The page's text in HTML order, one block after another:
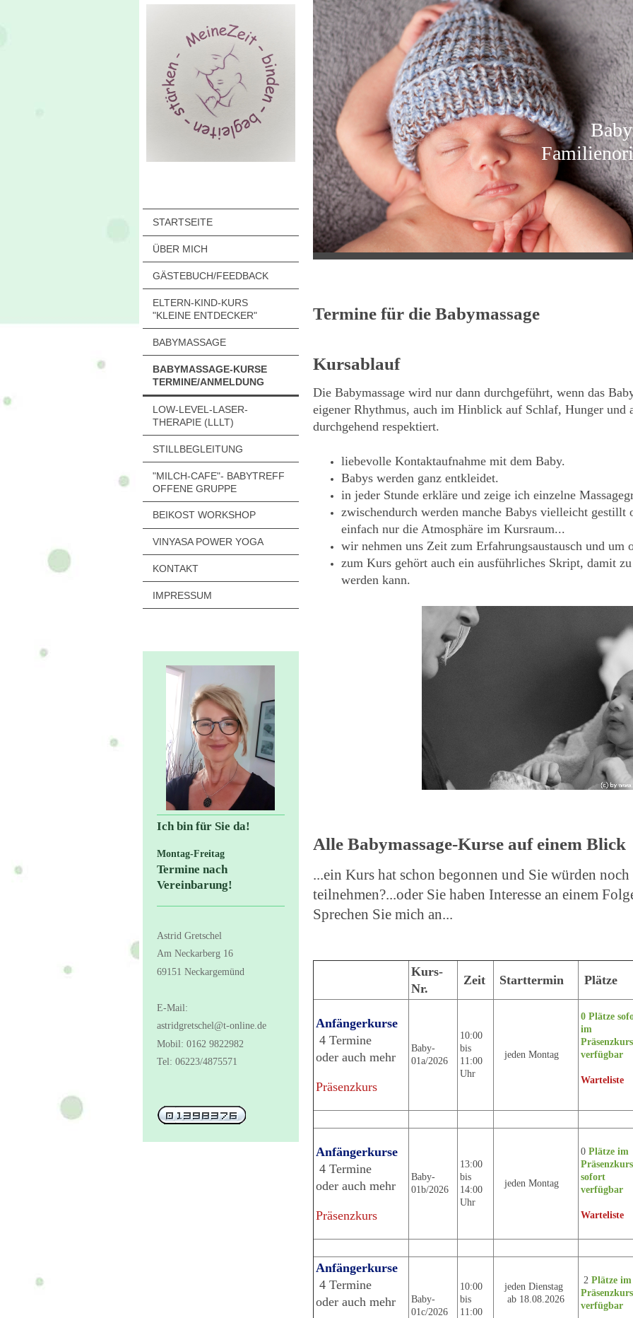
STARTSEITE
ÜBER MICH
GÄSTEBUCH/FEEDBACK
ELTERN-KIND-KURS
"KLEINE ENTDECKER"
BABYMASSAGE
BABYMASSAGE-KURSE
TERMINE/ANMELDUNG
LOW-LEVEL-LASER-
THERAPIE (LLLT)
STILLBEGLEITUNG
"MILCH-CAFE"- BABYTREFF
OFFENE GRUPPE
BEIKOST WORKSHOP
VINYASA POWER YOGA
KONTAKT
IMPRESSUM
Ich bin für Sie da!
Montag-Freitag
Termine nach
Vereinbarung!
Astrid Gretschel
Am Neckarberg 16
69151 Neckargemünd
E-Mail:
astridgretschel@t-online.de
Mobil: 0162 9822982
Tel: 06223/4875571
Babymassage
Eltern-
Termine für die
Kursablauf
Die Babymassage wird nur dann durchgeführt, wenn das
eigener Rhythmus, auch im Hinblick auf Schlaf, Hunger und
durchgehend respektiert.
liebevolle Kontaktaufnahme mit dem Baby.
Babys werden ganz entkleidet.
in jeder Stunde erkläre und zeige ich einzelne
zwischendurch werden manche Babys vielleicht gestillt
einfach nur die Atmosphäre im Kursraum...
wir nehmen uns Zeit zum Erfahrungsaustausch und um
zum Kurs gehört auch ein ausführliches Skript, damit zu
werden kann.
Alle Babymassage-Kurse auf einem Blick
...ein Kurs hat schon begonnen und Sie würden noch
teilnehmen?...oder Sie haben Interesse an einem
Sprechen Sie mich an...
Kurs-
Nr.
Zeit Starttermin Plätze
Anfängerkurse
4 Termine
oder auch mehr
Präsenzkurs
Baby-
01a/2026
10:00
bis
11:00
Uhr
jeden Montag
0 Plätze
im
Präsenzkurs
verfügbar
Warteliste
Anfängerkurse
4 Termine
oder auch mehr
Präsenzkurs
Baby-
01b/2026
13:00
bis
14:00
Uhr
jeden Montag
0 Plätze im
Präsenzkurs
sofort
verfügbar
Warteliste
Anfängerkurse
4 Termine
oder auch mehr
Baby-
01c/2026
10:00
bis
11:00
jeden Dienstag
ab 18.08.2026
2 Plätze im
verfügbar